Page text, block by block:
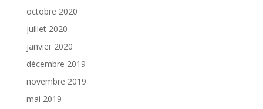
octobre 2020
juillet 2020
janvier 2020
décembre 2019
novembre 2019
mai 2019